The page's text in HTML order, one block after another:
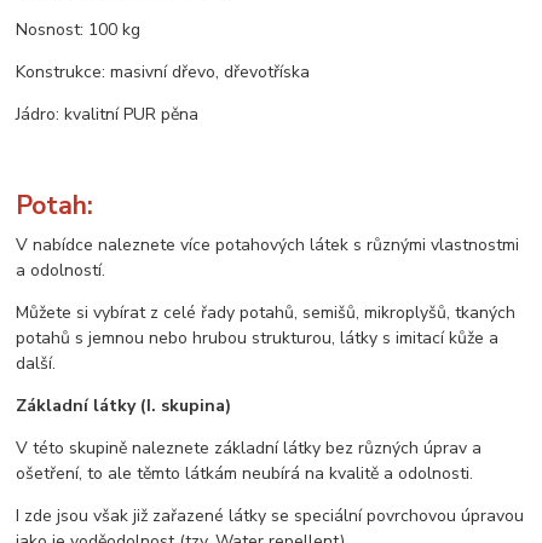
Nosnost: 100 kg
Konstrukce: masivní dřevo, dřevotříska
Jádro: kvalitní PUR pěna
Potah:
V nabídce naleznete více potahových látek s různými vlastnostmi
a odolností.
Můžete si vybírat z celé řady potahů, semišů, mikroplyšů, tkaných
potahů s jemnou nebo hrubou strukturou, látky s imitací kůže a
další.
Základní látky (I. skupina)
V této skupině naleznete základní látky bez různých úprav a
ošetření, to ale těmto látkám neubírá na kvalitě a odolnosti.
I zde jsou však již zařazené látky se speciální povrchovou úpravou